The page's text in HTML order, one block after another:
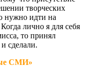
творческих
нужно идти на
лично я для себя
то принял
сделали.
СМИ»